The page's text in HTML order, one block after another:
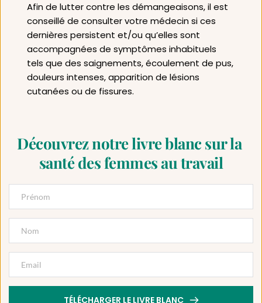
Afin de lutter contre les démangeaisons, il est
conseillé de consulter votre médecin si ces
dernières persistent et/ou qu’elles sont
accompagnées de symptômes inhabituels
tels que des saignements, écoulement de pus,
douleurs intenses, apparition de lésions
cutanées ou de fissures.
Découvrez notre livre blanc sur la
santé des femmes au travail
TÉLÉCHARGER LE LIVRE BLANC